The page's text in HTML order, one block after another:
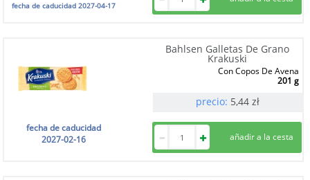
fecha de caducidad2027-04-17
Bahlsen Galletas De Grano
Krakuski
Con Copos De Avena
201 g
precio: 5,44 zł
fecha de caducidad
2027-02-16